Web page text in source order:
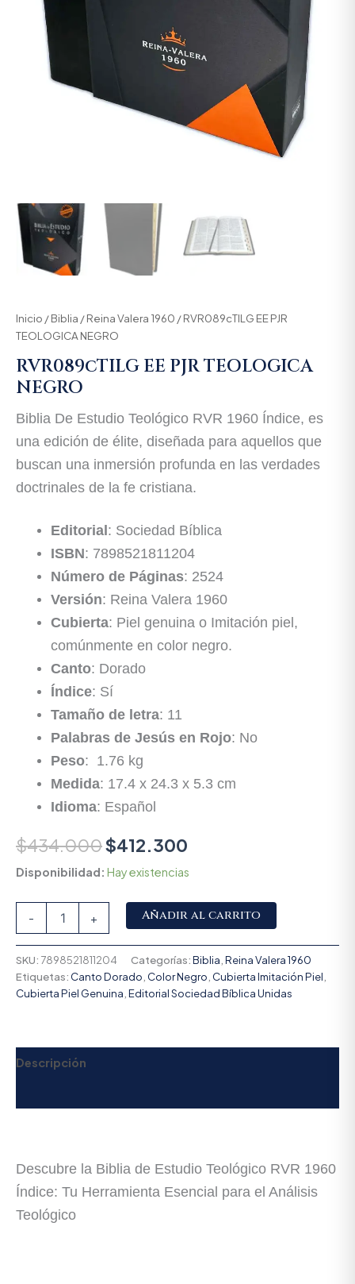
Inicio /Biblia /Reina Valera 1960 / RVR089cTILG EE PJR
TEOLOGICA NEGRO
RVR089cTILG EE PJR TEOLOGICA
NEGRO
Biblia De Estudio Teológico RVR 1960 Índice, es
una edición de élite, diseñada para aquellos que
buscan una inmersión profunda en las verdades
doctrinales de la fe cristiana.
Editorial : Sociedad Bíblica
ISBN: 7898521811204
Número de Páginas: 2524
Versión: Reina Valera 1960
Cubierta: Piel genuina o Imitación piel,
comúnmente en color negro.
Canto: Dorado
Índice: Sí
Tamaño de letra: 11
Palabras de Jesús en Rojo: No
Peso: 1.76 kg
Medida: 17.4 x 24.3 x 5.3 cm
Idioma: Español
$434.000$412.300
Disponibilidad: Hay existencias
- + Añadir al carrito
SKU: 7898521811204 Categorías:Biblia Reina Valera 1960
Etiquetas: Canto Dorado Color Negro Cubierta Imitación Piel
Cubierta Piel Genuina Editorial Sociedad Bíblica Unidas
Descripción
Descubre la Biblia de Estudio Teológico RVR 1960
Índice: Tu Herramienta Esencial para el Análisis
Teológico